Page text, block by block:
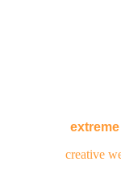
creative